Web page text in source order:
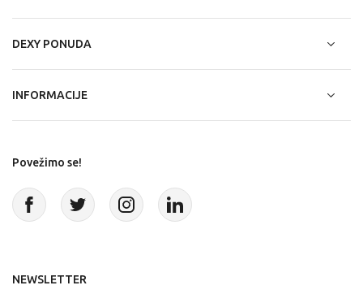
DEXY PONUDA
INFORMACIJE
Povežimo se!
NEWSLETTER